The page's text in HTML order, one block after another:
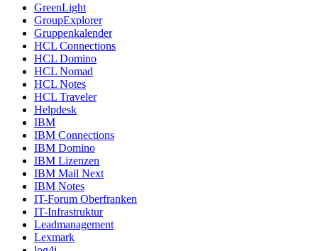
GreenLight
GroupExplorer
Gruppenkalender
HCL Connections
HCL Domino
HCL Nomad
HCL Notes
HCL Traveler
Helpdesk
IBM
IBM Connections
IBM Domino
IBM Lizenzen
IBM Mail Next
IBM Notes
IT-Forum Oberfranken
IT-Infrastruktur
Leadmanagement
Lexmark